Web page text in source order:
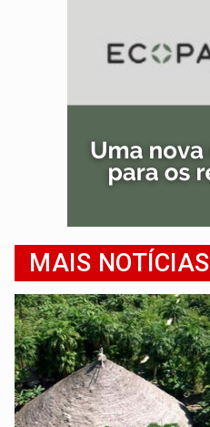
MAIS NOTÍCIAS